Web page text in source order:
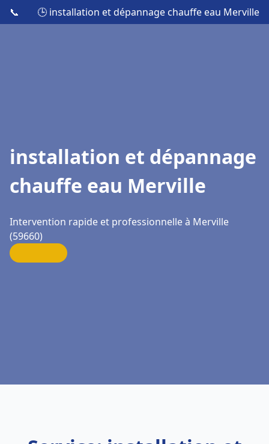
📞 🕒 installation et dépannage chauffe eau Merville
installation et dépannage
chauffe eau Merville
Intervention rapide et professionnelle à Merville
(59660)